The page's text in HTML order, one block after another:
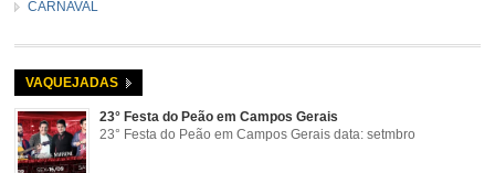
CARNAVAL
VAQUEJADAS
23° Festa do Peão em Campos Gerais
23° Festa do Peão em Campos Gerais data: setmbro